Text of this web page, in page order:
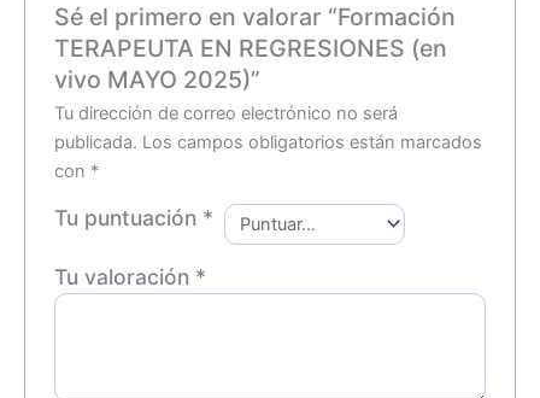
Sé el primero en valorar “Formación
TERAPEUTA EN REGRESIONES (en
vivo MAYO 2025)”
Tu dirección de correo electrónico no será
publicada. Los campos obligatorios están marcados
con *
Tu puntuación *
Tu valoración *